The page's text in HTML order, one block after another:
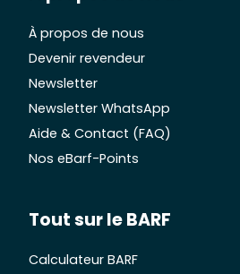
À propos de nous
Devenir revendeur
Newsletter
Newsletter WhatsApp
Aide & Contact (FAQ)
Nos eBarf-Points
Tout sur le BARF
Calculateur BARF